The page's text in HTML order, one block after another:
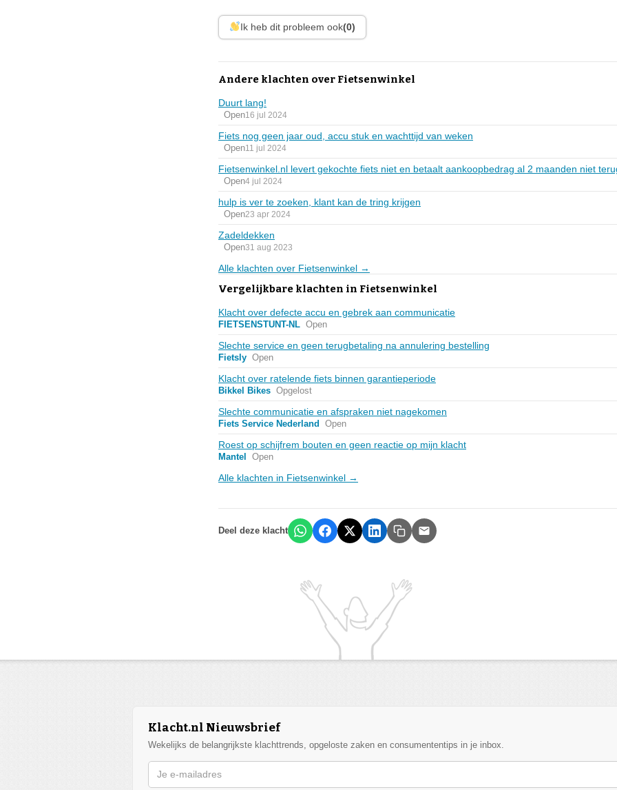
Ik heb dit probleem ook(0)
Andere klachten over Fietsenwinkel
Duurt lang!
Open16 jul 2024
Fiets nog geen jaar oud, accu stuk en wachttijd van weken
Open11 jul 2024
Fietsenwinkel.nl levert gekochte fiets niet en betaalt aankoopbedrag al 2 maanden niet
Open4 jul 2024
hulp is ver te zoeken, klant kan de tring krijgen
Open23 apr 2024
Zadeldekken
Open31 aug 2023
Alle klachten over Fietsenwinkel →
Vergelijkbare klachten in Fietsenwinkel
Klacht over defecte accu en gebrek aan communicatie
FIETSENSTUNT-NL Open
Slechte service en geen terugbetaling na annulering bestelling
Fietsly Open
Klacht over ratelende fiets binnen garantieperiode
Bikkel Bikes Opgelost
Slechte communicatie en afspraken niet nagekomen
Fiets Service Nederland Open
Roest op schijfrem bouten en geen reactie op mijn klacht
Mantel Open
Alle klachten in Fietsenwinkel →
Deel deze klacht
Klacht.nl Nieuwsbrief
Wekelijks de belangrijkste klachttrends, opgeloste zaken en consumententips in je inbox.